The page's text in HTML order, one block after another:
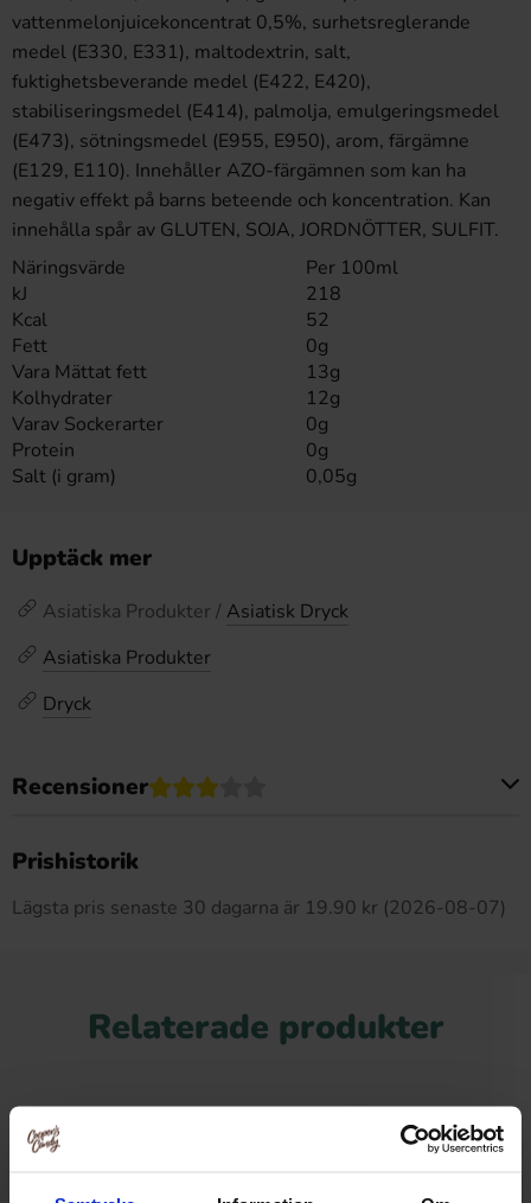
vattenmelonjuicekoncentrat 0,5%, surhetsreglerande
medel (E330, E331), maltodextrin, salt,
fuktighetsbeverande medel (E422, E420),
stabiliseringsmedel (E414), palmolja, emulgeringsmedel
(E473), sötningsmedel (E955, E950), arom, färgämne
(E129, E110). Innehåller AZO-färgämnen som kan ha
negativ effekt på barns beteende och koncentration. Kan
innehålla spår av GLUTEN, SOJA, JORDNÖTTER, SULFIT.
Näringsvärde
Per 100ml
kJ
218
Kcal
52
Fett
0g
Vara Mättat fett
13g
Kolhydrater
12g
Varav Sockerarter
0g
Protein
0g
Salt (i gram)
0,05g
Upptäck mer
Asiatiska Produkter / Asiatisk Dryck
Asiatiska Produkter
Dryck
Recensioner
Prishistorik
Lägsta pris senaste 30 dagarna är 19.90 kr (2026-08-07)
Relaterade produkter